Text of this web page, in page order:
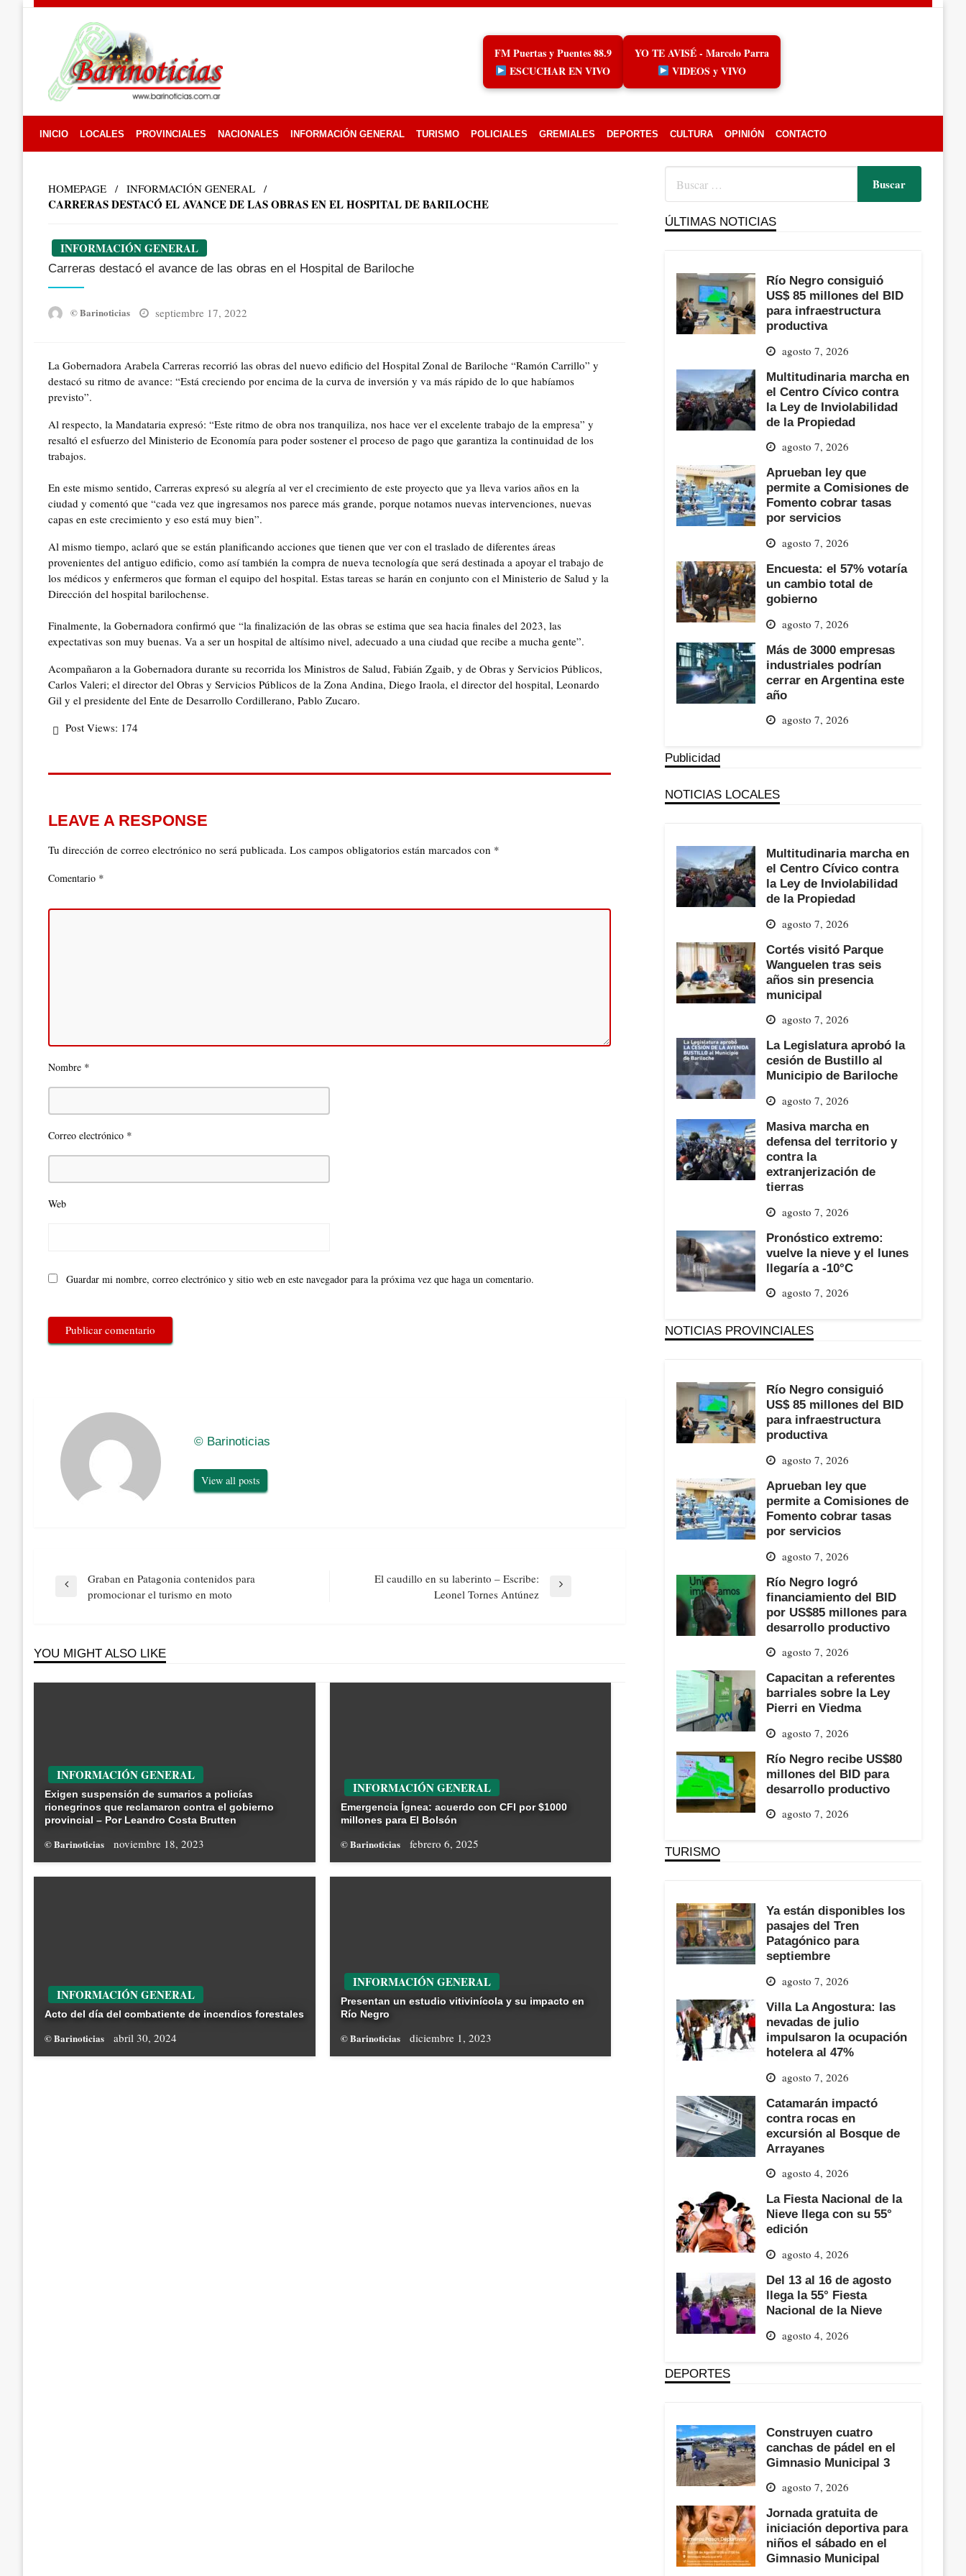
FM Puertas y Puentes 88.9
ESCUCHAR EN VIVO
YO TE AVISÉ - Marcelo Parra
VIDEOS y VIVO
INICIO LOCALES PROVINCIALES NACIONALES INFORMACIÓN GENERAL TURISMO POLICIALES GREMIALES DEPORTES CULTURA OPINIÓN CONTACTO
HOMEPAGE INFORMACIÓN GENERAL
CARRERAS DESTACÓ EL AVANCE DE LAS OBRAS EN EL HOSPITAL DE BARILOCHE
INFORMACIÓN GENERAL
Carreras destacó el avance de las obras en el Hospital de Bariloche
© Barinoticias
Posted
septiembre 17, 2022
La Gobernadora Arabela Carreras recorrió las obras del nuevo edificio del Hospital Zonal de Bariloche “Ramón Carrillo” y
destacó su ritmo de avance: “Está creciendo por encima de la curva de inversión y va más rápido de lo que habíamos
previsto”.
Al respecto, la Mandataria expresó: “Este ritmo de obra nos tranquiliza, nos hace ver el excelente trabajo de la empresa” y
resaltó el esfuerzo del Ministerio de Economía para poder sostener el proceso de pago que garantiza la continuidad de los
trabajos.
En este mismo sentido, Carreras expresó su alegría al ver el crecimiento de este proyecto que ya lleva varios años en la
ciudad y comentó que “cada vez que ingresamos nos parece más grande, porque notamos nuevas intervenciones, nuevas
capas en este crecimiento y eso está muy bien”.
Al mismo tiempo, aclaró que se están planificando acciones que tienen que ver con el traslado de diferentes áreas
provenientes del antiguo edificio, como así también la compra de nueva tecnología que será destinada a apoyar el trabajo de
los médicos y enfermeros que forman el equipo del hospital. Estas tareas se harán en conjunto con el Ministerio de Salud y la
Dirección del hospital barilochense.
Finalmente, la Gobernadora confirmó que “la finalización de las obras se estima que sea hacia finales del 2023, las
expectativas son muy buenas. Va a ser un hospital de altísimo nivel, adecuado a una ciudad que recibe a mucha gente”.
Acompañaron a la Gobernadora durante su recorrida los Ministros de Salud, Fabián Zgaib, y de Obras y Servicios Públicos,
Carlos Valeri; el director del Obras y Servicios Públicos de la Zona Andina, Diego Iraola, el director del hospital, Leonardo
Gil y el presidente del Ente de Desarrollo Cordillerano, Pablo Zucaro.
Post Views: 174
LEAVE A RESPONSE
Tu dirección de correo electrónico no será publicada. Los campos obligatorios están marcados con *
Comentario *
Nombre *
Correo electrónico *
Web
Guardar mi nombre, correo electrónico y sitio web en este navegador para la próxima vez que haga un comentario.
© Barinoticias
View all posts
Navegación
Previous
Graban en Patagonia contenidos para
promocionar el turismo en moto
El caudillo en su laberinto – Escribe:
Leonel Tornes Antúnez
YOU MIGHT ALSO LIKE
INFORMACIÓN GENERAL
Exigen suspensión de sumarios a policías
rionegrinos que reclamaron contra el gobierno
provincial – Por Leandro Costa Brutten
© Barinoticias noviembre 18, 2023
INFORMACIÓN GENERAL
Emergencia Ígnea: acuerdo con CFI por $1000
millones para El Bolsón
© Barinoticias febrero 6, 2025
INFORMACIÓN GENERAL
Acto del día del combatiente de incendios forestales
© Barinoticias abril 30, 2024
INFORMACIÓN GENERAL
Presentan un estudio vitivinícola y su impacto en
Río Negro
© Barinoticias diciembre 1, 2023
ÚLTIMAS NOTICIAS
Río Negro consiguió
US$ 85 millones del BID
para infraestructura
productiva
agosto 7, 2026
Multitudinaria marcha en
el Centro Cívico contra
la Ley de Inviolabilidad
de la Propiedad
agosto 7, 2026
Aprueban ley que
permite a Comisiones de
Fomento cobrar tasas
por servicios
agosto 7, 2026
Encuesta: el 57% votaría
un cambio total de
gobierno
agosto 7, 2026
Más de 3000 empresas
industriales podrían
cerrar en Argentina este
año
agosto 7, 2026
Publicidad
NOTICIAS LOCALES
Multitudinaria marcha en
el Centro Cívico contra
la Ley de Inviolabilidad
de la Propiedad
agosto 7, 2026
Cortés visitó Parque
Wanguelen tras seis
años sin presencia
municipal
agosto 7, 2026
La Legislatura aprobó la
cesión de Bustillo al
Municipio de Bariloche
agosto 7, 2026
Masiva marcha en
defensa del territorio y
contra la
extranjerización de
tierras
agosto 7, 2026
Pronóstico extremo:
vuelve la nieve y el lunes
llegaría a -10°C
agosto 7, 2026
NOTICIAS PROVINCIALES
Río Negro consiguió
US$ 85 millones del BID
para infraestructura
productiva
agosto 7, 2026
Aprueban ley que
permite a Comisiones de
Fomento cobrar tasas
por servicios
agosto 7, 2026
Río Negro logró
financiamiento del BID
por US$85 millones para
desarrollo productivo
agosto 7, 2026
Capacitan a referentes
barriales sobre la Ley
Pierri en Viedma
agosto 7, 2026
Río Negro recibe US$80
millones del BID para
desarrollo productivo
agosto 7, 2026
TURISMO
Ya están disponibles los
pasajes del Tren
Patagónico para
septiembre
agosto 7, 2026
Villa La Angostura: las
nevadas de julio
impulsaron la ocupación
hotelera al 47%
agosto 7, 2026
Catamarán impactó
contra rocas en
excursión al Bosque de
Arrayanes
agosto 4, 2026
La Fiesta Nacional de la
Nieve llega con su 55°
edición
agosto 4, 2026
Del 13 al 16 de agosto
llega la 55° Fiesta
Nacional de la Nieve
agosto 4, 2026
DEPORTES
Construyen cuatro
canchas de pádel en el
Gimnasio Municipal 3
agosto 7, 2026
Jornada gratuita de
iniciación deportiva para
niños el sábado en el
Gimnasio Municipal